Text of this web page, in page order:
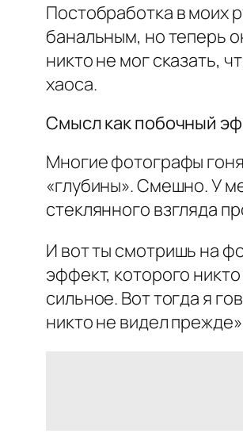
Постобработка в моих
банальным, но теперь
никто не мог сказать,
хаоса.
Смысл как побочный
Многие фотографы
«глубины». Смешно. У
стеклянного взгляда
И вот ты смотришь на
эффект, которого
сильное. Вот тогда я
никто не видел